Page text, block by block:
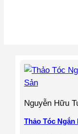
Nguyễn Hữu
Thảo Tóc